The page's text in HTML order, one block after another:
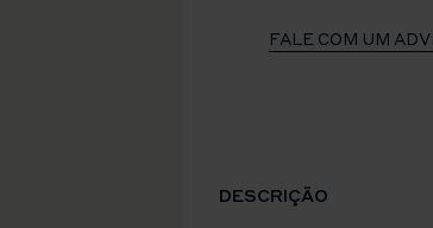
FALE COM UM
DESCRIÇÃO